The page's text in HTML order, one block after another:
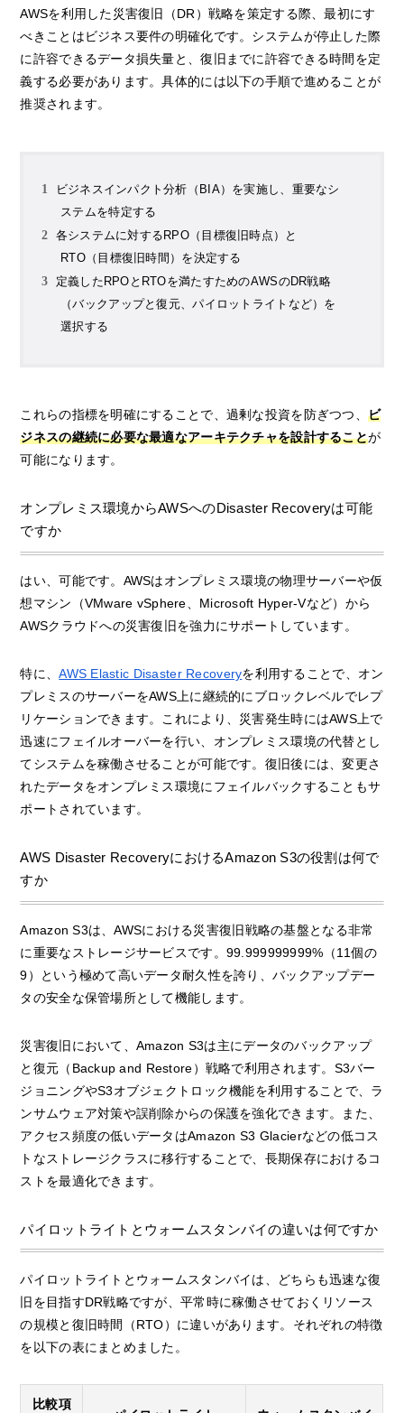
AWSを利用した災害復旧（DR）戦略を策定する際、最初にす
べきことはビジネス要件の明確化です。システムが停止した際
に許容できるデータ損失量と、復旧までに許容できる時間を定
義する必要があります。具体的には以下の手順で進めることが
推奨されます。
ビジネスインパクト分析（BIA）を実施し、重要なシ
ステムを特定する
各システムに対するRPO（目標復旧時点）と
RTO（目標復旧時間）を決定する
定義したRPOとRTOを満たすためのAWSのDR戦略
（バックアップと復元、パイロットライトなど）を
選択する
これらの指標を明確にすることで、過剰な投資を防ぎつつ、 ビ
ジネスの継続に必要な最適なアーキテクチャを設計することが
可能になります。
オンプレミス環境からAWSへのDisaster Recoveryは可能
ですか
はい、可能です。AWSはオンプレミス環境の物理サーバーや仮
想マシン（VMware vSphere、Microsoft Hyper-Vなど）から
AWSクラウドへの災害復旧を強力にサポートしています。
特に、AWS Elastic Disaster Recoveryを利用することで、オン
プレミスのサーバーをAWS上に継続的にブロックレベルでレプ
リケーションできます。これにより、災害発生時にはAWS上で
迅速にフェイルオーバーを行い、オンプレミス環境の代替とし
てシステムを稼働させることが可能です。復旧後には、変更さ
れたデータをオンプレミス環境にフェイルバックすることもサ
ポートされています。
AWS Disaster RecoveryにおけるAmazon S3の役割は何で
すか
Amazon S3は、AWSにおける災害復旧戦略の基盤となる非常
に重要なストレージサービスです。99.999999999%（11個の
9）という極めて高いデータ耐久性を誇り、バックアップデー
タの安全な保管場所として機能します。
災害復旧において、Amazon S3は主にデータのバックアップ
と復元（Backup and Restore）戦略で利用されます。S3バー
ジョニングやS3オブジェクトロック機能を利用することで、ラ
ンサムウェア対策や誤削除からの保護を強化できます。また、
アクセス頻度の低いデータはAmazon S3 Glacierなどの低コス
トなストレージクラスに移行することで、長期保存におけるコ
ストを最適化できます。
パイロットライトとウォームスタンバイの違いは何ですか
パイロットライトとウォームスタンバイは、どちらも迅速な復
旧を目指すDR戦略ですが、平常時に稼働させておくリソース
の規模と復旧時間（RTO）に違いがあります。それぞれの特徴
を以下の表にまとめました。
比較項